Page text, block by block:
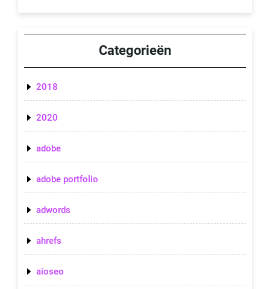
Categorieën
2018
2020
adobe
adobe portfolio
adwords
ahrefs
aioseo